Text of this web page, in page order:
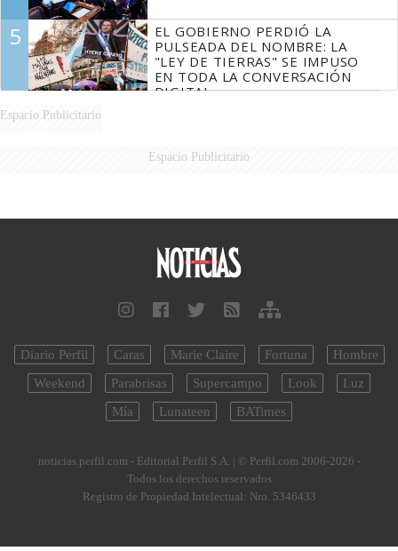
5
EL GOBIERNO PERDIÓ LA
PULSEADA DEL NOMBRE: LA
"LEY DE TIERRAS" SE IMPUSO
EN TODA LA CONVERSACIÓN
DIGITAL
Espacio Publicitario
Espacio Publicitario
Diario Perfil Caras Marie Claire Fortuna
Hombre
Weekend
Parabrisas Supercampo Look
Luz
Mía
Lunateen BATimes
noticias.perfil.com - Editorial Perfil S.A. | © Perfil.com 2006-2026 -
Todos los derechos reservados
Registro de Propiedad Intelectual: Nro. 5346433